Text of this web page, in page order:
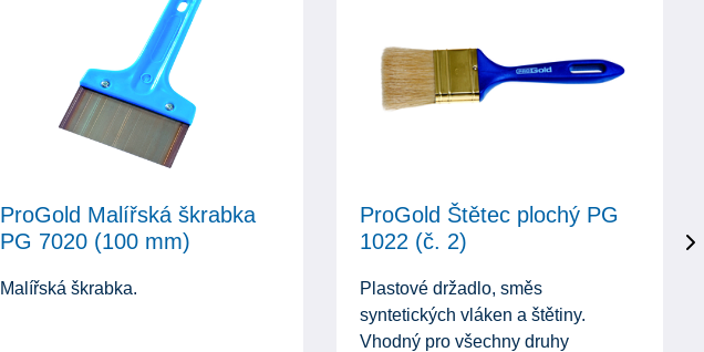
ProGold Malířská škrabka
PG 7020 (100 mm)
Malířská škrabka.
ProGold Štětec plochý PG
1022 (č. 2)
Plastové držadlo, směs
syntetických vláken a štětiny.
Vhodný pro všechny druhy